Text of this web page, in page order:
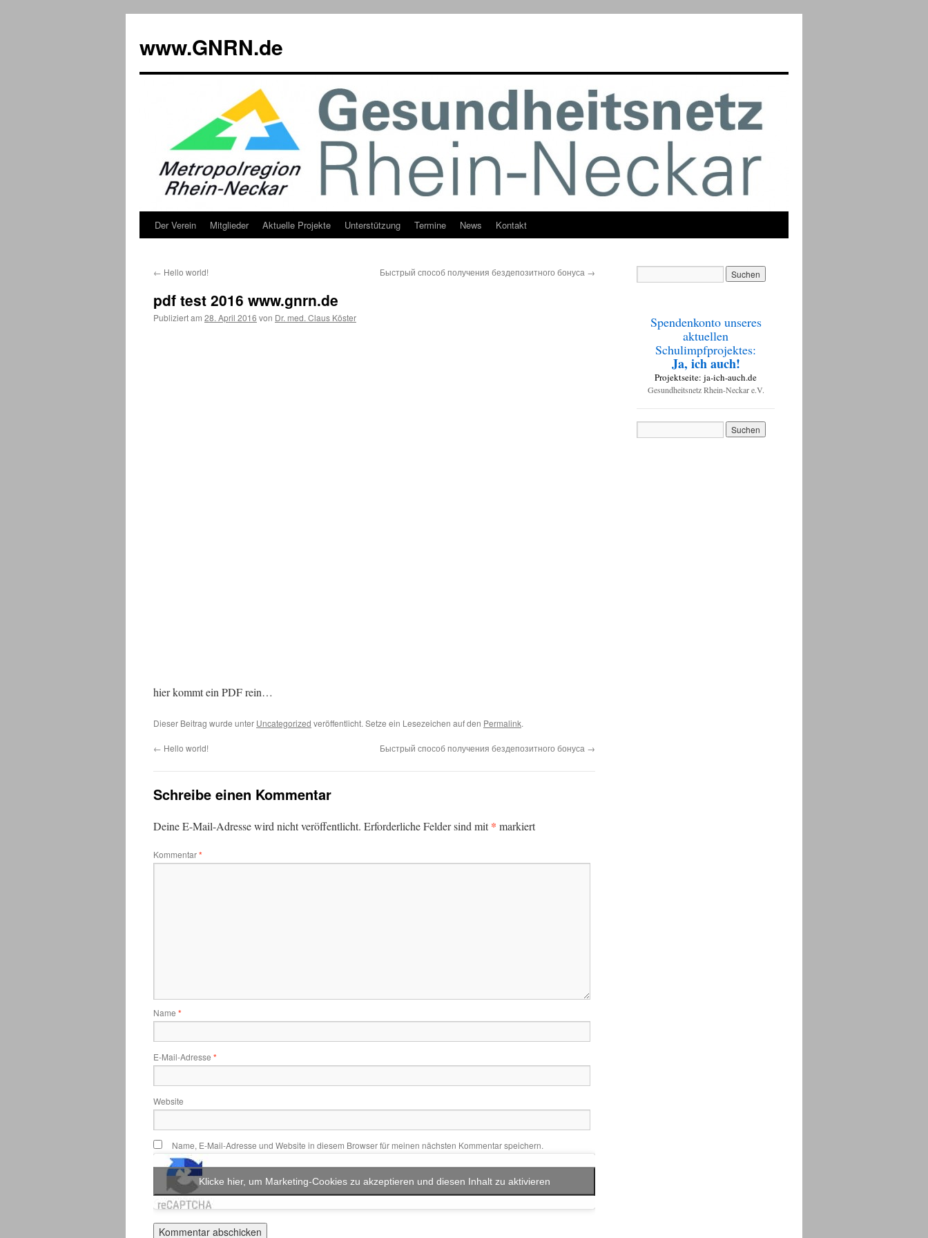
www.GNRN.de
Springe
Inhalt
Der Verein Mitglieder Aktuelle Projekte Unterstützung Termine News Kontakt
← Hello world! Быстрый способ получения бездепозитного бонуса →
pdf test 2016 www.gnrn.de
Publiziert am 28. April 2016 von Dr. med. Claus Köster
hier kommt ein PDF rein…
Dieser Beitrag wurde unter Uncategorized veröffentlicht. Setze ein Lesezeichen auf den Permalink.
← Hello world! Быстрый способ получения бездепозитного бонуса →
Schreibe einen Kommentar
Deine E-Mail-Adresse wird nicht veröffentlicht. Erforderliche Felder sind mit* markiert
Kommentar*
Name *
E-Mail-Adresse *
Website
Name, E-Mail-Adresse und Website in diesem Browser für meinen nächsten Kommentar speichern.
Klicke hier, um Marketing-Cookies zu akzeptieren und diesen Inhalt zu aktivieren
Spendenkonto unseres
aktuellen
Schulimpfprojektes:
Ja, ich auch!
Projektseite: ja-ich-auch.de
Gesundheitsnetz Rhein-Neckar e.V.